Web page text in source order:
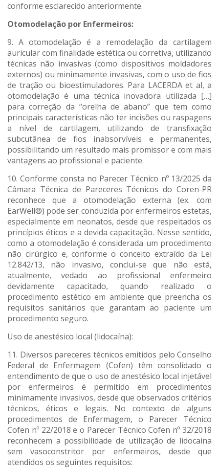
conforme esclarecido anteriormente.
Otomodelação por Enfermeiros:
9. A otomodelação é a remodelação da cartilagem
auricular com finalidade estética ou corretiva, utilizando
técnicas não invasivas (como dispositivos moldadores
externos) ou minimamente invasivas, com o uso de fios
de tração ou bioestimuladores. Para LACERDA et al, a
otomodelação é uma técnica inovadora utilizada […]
para correção da “orelha de abano” que tem como
principais características não ter incisões ou raspagens
a nível de cartilagem, utilizando de transfixação
subcutânea de fios inabsorvíveis e permanentes,
possibilitando um resultado mais promissor e com mais
vantagens ao profissional e paciente.
10. Conforme consta no Parecer Técnico nº 13/2025 da
Câmara Técnica de Pareceres Técnicos do Coren-PR
reconhece que a otomodelação externa (ex. com
EarWell®) pode ser conduzida por enfermeiros estetas,
especialmente em neonatos, desde que respeitados os
princípios éticos e a devida capacitação. Nesse sentido,
como a otomodelação é considerada um procedimento
não cirúrgico e, conforme o conceito extraído da Lei
12.842/13, não invasivo, conclui-se que não está,
atualmente, vedado ao profissional enfermeiro
devidamente capacitado, quando realizado o
procedimento estético em ambiente que preencha os
requisitos sanitários que garantam ao paciente um
procedimento seguro.
Uso de anestésico local (lidocaína):
11. Diversos pareceres técnicos emitidos pelo Conselho
Federal de Enfermagem (Cofen) têm consolidado o
entendimento de que o uso de anestésico local injetável
por enfermeiros é permitido em procedimentos
minimamente invasivos, desde que observados critérios
técnicos, éticos e legais. No contexto de alguns
procedimentos de Enfermagem, o Parecer Técnico
Cofen nº 22/2018 e o Parecer Técnico Cofen nº 32/2018
reconhecem a possibilidade de utilização de lidocaína
sem vasoconstritor por enfermeiros, desde que
atendidos os seguintes requisitos: